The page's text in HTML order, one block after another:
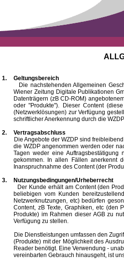
1.
Geltungsbereich
Die nachstehenden Allgemeinen
Wiener Zeitung Digitale Publikationen
Datenträgern (zB CD-ROM)
oder "Produkte"). Dieser Content
(Netzwerklösungen) zur Verfügung
schriftlicher Anerkennung durch die
2.
Vertragsabschluss
Die Angebote der WZDP sind freibleibend.
die WZDP angenommen werden oder
Tagen weder eine
gekommen. In allen Fällen anerkennt
Inanspruchnahme des Content (der
3.
Nutzungsbedingungen/Urheberrecht
Der Kunde erhält am Content (den
beliebigen vom Kunden
Netzwerknutzungen, etc) bedürfen
Content, zB Texte, Graphiken, etc (den
Produkte) im Rahmen dieser AGB zu
Verfügung zu stellen.
Die Dienstleistungen umfassen den Zugriff
(Produkte) mit der Möglichkeit des
Reader benötigt. Eine Verwendung -
vereinbarten Gebrauch hinausgeht, ist